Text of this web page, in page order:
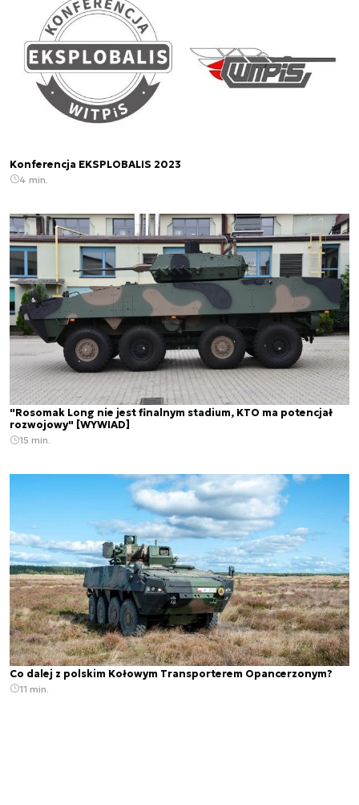
Konferencja EKSPLOBALIS 2023
4 min.
"Rosomak Long nie jest finalnym stadium, KTO ma potencjał
rozwojowy" [WYWIAD]
15 min.
Co dalej z polskim Kołowym Transporterem Opancerzonym?
11 min.